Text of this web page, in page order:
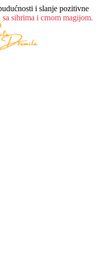
i slanje pozitivne
sihrima i crnom magijom.